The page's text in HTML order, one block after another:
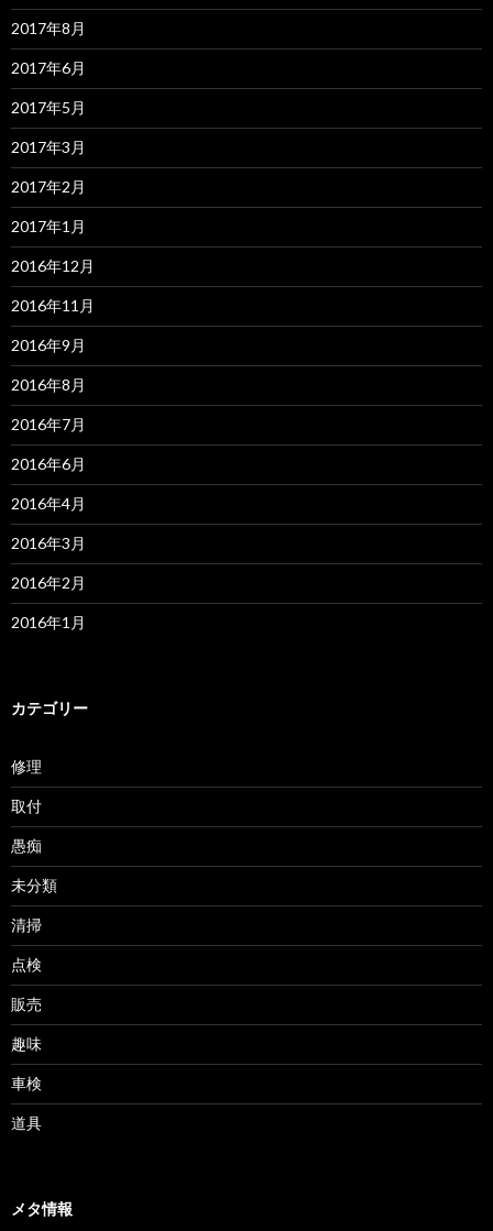
2017年8月
2017年6月
2017年5月
2017年3月
2017年2月
2017年1月
2016年12月
2016年11月
2016年9月
2016年8月
2016年7月
2016年6月
2016年4月
2016年3月
2016年2月
2016年1月
カテゴリー
修理
取付
愚痴
未分類
清掃
点検
販売
趣味
車検
道具
メタ情報